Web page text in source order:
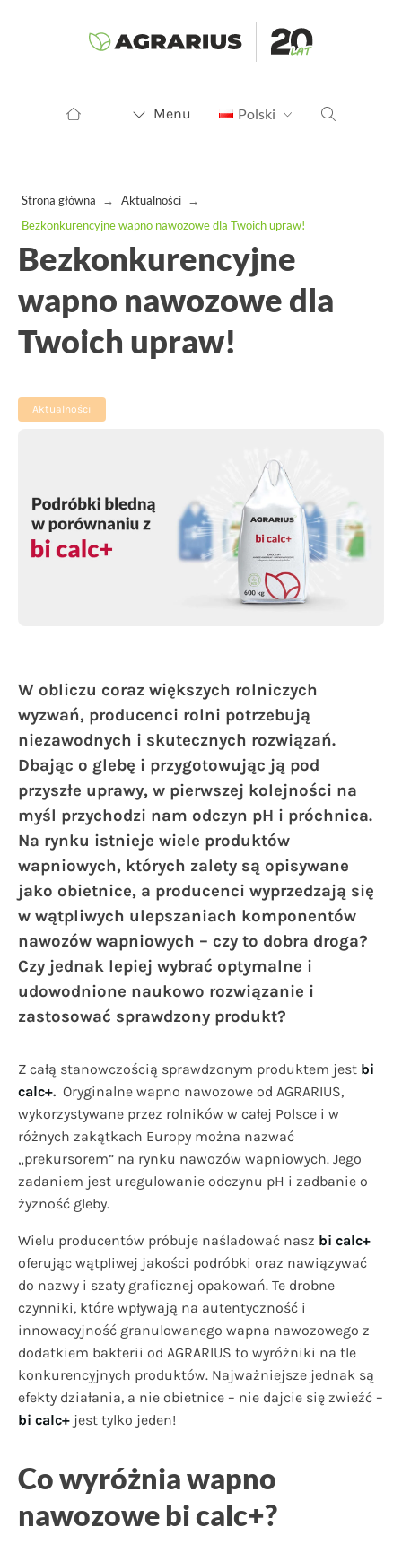
Menu Polski
Strona główna → Aktualności →
Bezkonkurencyjne wapno nawozowe dla Twoich upraw!
Bezkonkurencyjne
wapno nawozowe dla
Twoich upraw!
Aktualności
W obliczu coraz większych rolniczych
wyzwań, producenci rolni potrzebują
niezawodnych i skutecznych rozwiązań.
Dbając o glebę i przygotowując ją pod
przyszłe uprawy, w pierwszej kolejności na
myśl przychodzi nam odczyn pH i próchnica.
Na rynku istnieje wiele produktów
wapniowych, których zalety są opisywane
jako obietnice, a producenci wyprzedzają się
w wątpliwych ulepszaniach komponentów
nawozów wapniowych – czy to dobra droga?
Czy jednak lepiej wybrać optymalne i
udowodnione naukowo rozwiązanie i
zastosować sprawdzony produkt?
Z całą stanowczością sprawdzonym produktem jest bi
calc+. Oryginalne wapno nawozowe od AGRARIUS,
wykorzystywane przez rolników w całej Polsce i w
różnych zakątkach Europy można nazwać
„prekursorem” na rynku nawozów wapniowych. Jego
zadaniem jest uregulowanie odczynu pH i zadbanie o
żyzność gleby.
Wielu producentów próbuje naśladować nasz bi calc+
oferując wątpliwej jakości podróbki oraz nawiązywać
do nazwy i szaty graficznej opakowań. Te drobne
czynniki, które wpływają na autentyczność i
innowacyjność granulowanego wapna nawozowego z
dodatkiem bakterii od AGRARIUS to wyróżniki na tle
konkurencyjnych produktów. Najważniejsze jednak są
efekty działania, a nie obietnice – nie dajcie się zwieźć –
bi calc+ jest tylko jeden!
Co wyróżnia wapno
nawozowe bi calc+?